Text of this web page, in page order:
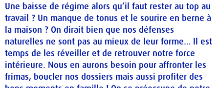
Une baisse de régime alors qu’il faut rester au top au
travail ? Un manque de tonus et le sourire en berne à
la maison ? On dirait bien que nos défenses
naturelles ne sont pas au mieux de leur forme… Il est
temps de les réveiller et de retrouver notre force
intérieure. Nous en aurons besoin pour affronter les
frimas, boucler nos dossiers mais aussi profiter des